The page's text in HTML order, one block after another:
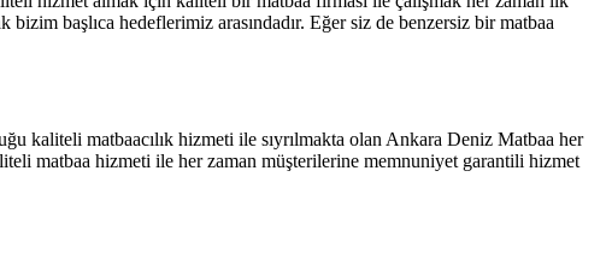
başlıca hedeflerimiz arasındadır. Eğer siz de benzersiz bir matbaa
kaliteli matbaacılık hizmeti ile sıyrılmakta olan Ankara Deniz Matbaa her
matbaa hizmeti ile her zaman müşterilerine memnuniyet garantili hizmet